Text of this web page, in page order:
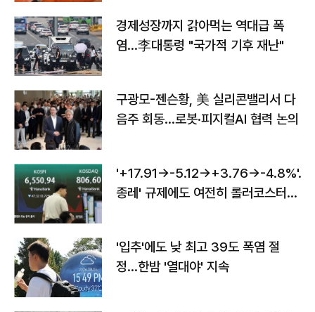
경제성장까지 갉아먹는 역대급 폭
염…李대통령 "국가적 기후 재난"
구광모-젠슨황, 美 실리콘밸리서 다
음주 회동…로봇·피지컬AI 협력 논의
'+17.91→-5.12→+3.76→-4.8%'…'
종레' 규제에도 여전히 롤러코스터
'입추'에도 낮 최고 39도 폭염 절
정…한밤 '열대야' 지속